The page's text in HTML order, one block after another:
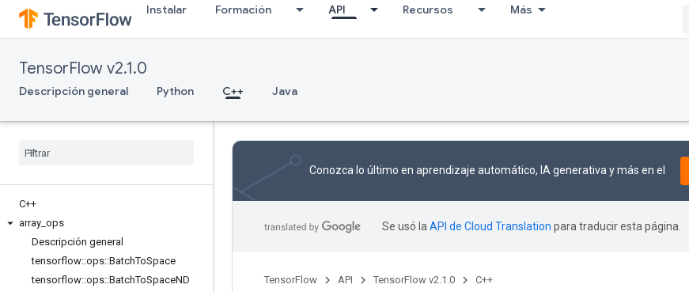
Instalar Formación API Recursos Más
TensorFlow v2.1.0
Descripción general Python C++ Java
C++
array ops
Descripción general
tensorflow::ops::BatchToSpace
tensorflow::ops::BatchToSpaceND
Conozca lo último en aprendizaje automático, IA generativa y más en el
Se usó la API de Cloud Translation para traducir esta página.
TensorFlow API TensorFlow v2.1.0 C++